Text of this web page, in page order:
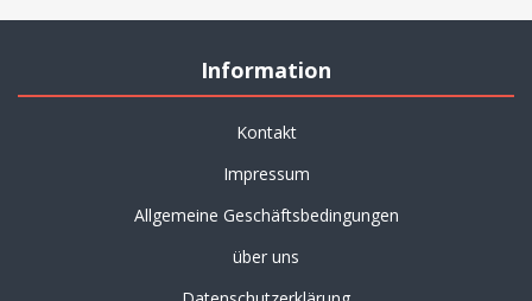
Information
Kontakt
Impressum
Allgemeine Geschäftsbedingungen
über uns